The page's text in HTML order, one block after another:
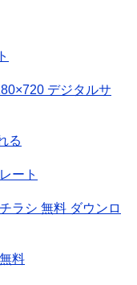
デジタルサ
る
ート
ラシ 無料 ダウンロ
料